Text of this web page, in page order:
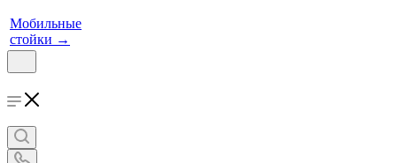
Мобильные
стойки →